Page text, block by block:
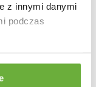
z innymi danymi
podczas
MAMMUT
AKACJA